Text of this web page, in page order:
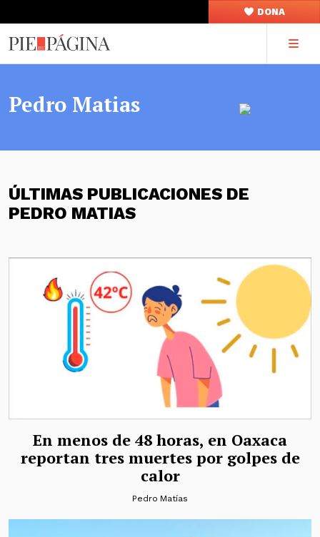
DONA
Pedro Matias
ÚLTIMAS PUBLICACIONES DE
PEDRO MATIAS
En menos de 48 horas, en Oaxaca
reportan tres muertes por golpes de
calor
Pedro Matías